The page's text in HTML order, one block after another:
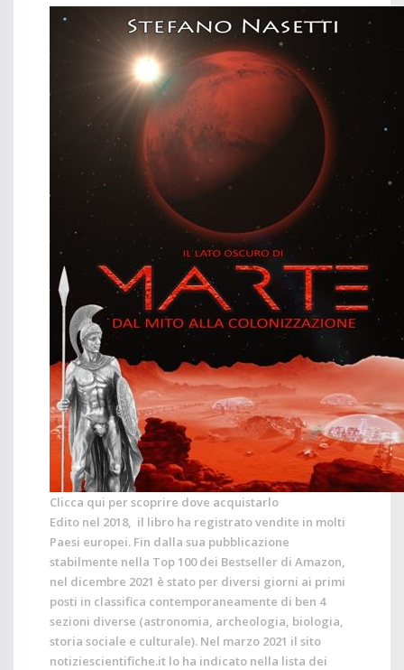
Clicca qui per scoprire dove acquistarlo
Edito nel 2018, il libro ha registrato vendite in molti
Paesi europei. Fin dalla sua pubblicazione
stabilmente nella Top 100 dei Bestseller di Amazon,
nel dicembre 2021 è stato per diversi giorni ai primi
posti in classifica contemporaneamente di ben 4
sezioni diverse (astronomia, archeologia, biologia,
storia sociale e culturale). Nel marzo 2021 il sito
notiziescientifiche.it lo ha indicato nella lista dei